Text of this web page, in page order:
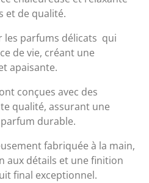
et de qualité.
les parfums délicats qui
de vie, créant une
apaisante.
conçues avec des
qualité, assurant une
durable.
fabriquée à la main,
aux détails et une finition
final exceptionnel.